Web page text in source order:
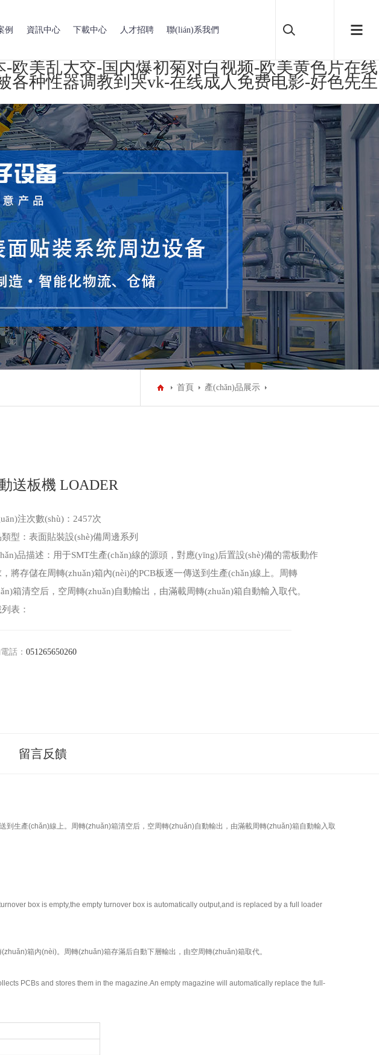
欧美乱大交-国内爆初菊对白视频-欧美黄色片在线
种性器调教到哭vk-在线成人免费电影-好色先生
例 資訊中心 下載中心 人才招聘 聯(lián)系我們
首頁 產(chǎn)品展示
送板機 LOADER
注次數(shù)： 2457次
型：表面貼裝設(shè)備周邊系列
品描述：用于SMT生產(chǎn)線的源頭，對應(yīng)后置設(shè)備的需板動作
將存儲在周轉(zhuǎn)箱內(nèi)的PCB板逐一傳送到生產(chǎn)線上。周轉
箱清空后，空周轉(zhuǎn)自動輸出，由滿載周轉(zhuǎn)箱自動輸入取代。
表：
話： 051265650260
留言反饋
生產(chǎn)線上。周轉(zhuǎn)箱清空后，空周轉(zhuǎn)自動輸出，由滿載周轉(zhuǎn)箱自動輸入取
box is empty,the empty turnover box is automatically output,and is replaced by a full loader
箱內(nèi)。周轉(zhuǎn)箱存滿后自動下層輸出，由空周轉(zhuǎn)箱取代。
PCBs and stores them in the magazine.An empty magazine will automatically replace the full-